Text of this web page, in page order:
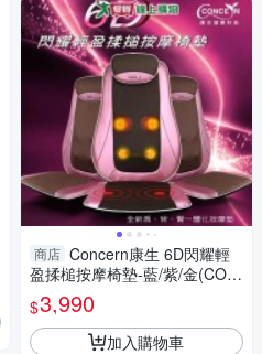
商店 Concern康生 6D閃耀輕
盈揉槌按摩椅墊-藍/紫/金(CON-
2828)仿真人揉捏 溫熱【愛
買】
$3,990
加入購物車